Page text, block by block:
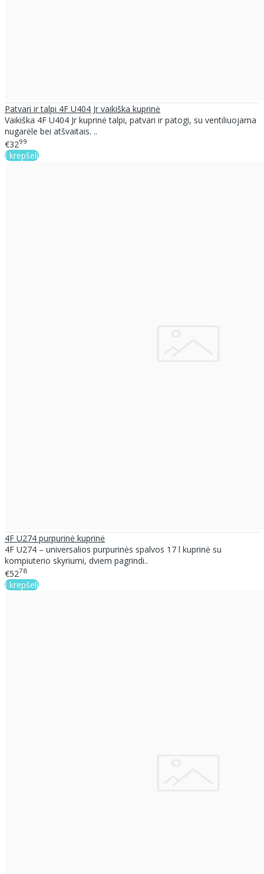
Patvari ir talpi 4F U404 Jr vaikiška kuprinė
Vaikiška 4F U404 Jr kuprinė talpi, patvari ir patogi, su ventiliuojama
nugarėle bei atšvaitais. ..
€3299
Į krepšelį
4F U274 purpurinė kuprinė
4F U274 – universalios purpurinės spalvos 17 l kuprinė su
kompiuterio skyriumi, dviem pagrindi..
€5278
Į krepšelį